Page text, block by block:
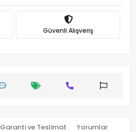
Güvenli Alışveriş
Garanti ve Teslimat Yorumlar